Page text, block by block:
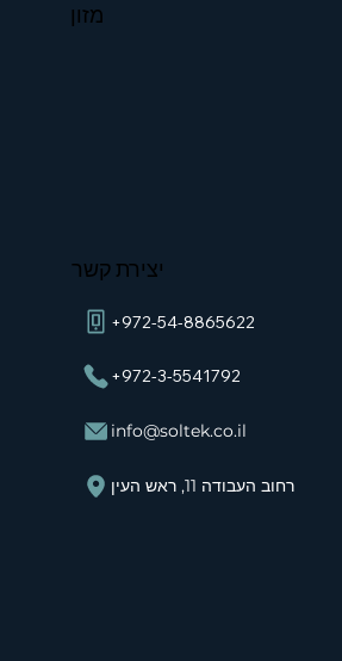
מזון
יצירת קשר
+972-54-8865622
+972-3-5541792
info@soltek.co.il
רחוב העבודה 11, ראש העין